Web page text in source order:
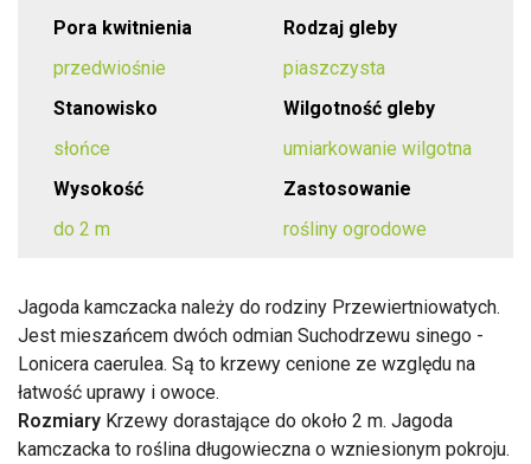
Pora kwitnienia
przedwiośnie
Rodzaj gleby
piaszczysta
Stanowisko
słońce
Wilgotność gleby
umiarkowanie wilgotna
Wysokość
do 2 m
Zastosowanie
rośliny ogrodowe
Jagoda kamczacka należy do rodziny Przewiertniowatych.
Jest mieszańcem dwóch odmian Suchodrzewu sinego -
Lonicera caerulea. Są to krzewy cenione ze względu na
łatwość uprawy i owoce.
Rozmiary Krzewy dorastające do około 2 m. Jagoda
kamczacka to roślina długowieczna o wzniesionym pokroju.